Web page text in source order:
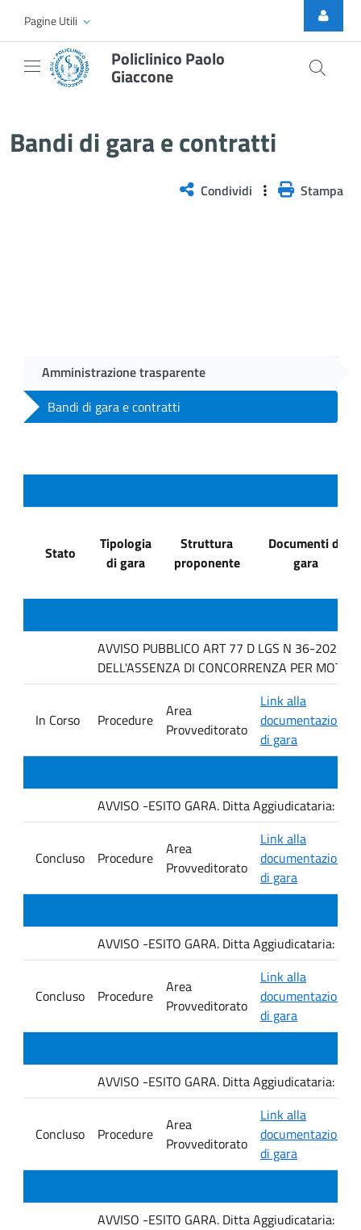
Skip to Main Content
Pagine Utili
Policlinico Paolo
Giaccone
Bandi di gara e contratti
Condividi Stampa
Amministrazione trasparente
Bandi di gara e contratti
Stato
Tipologia
di gara
Struttura
proponente
Documenti di
gara
AVVISO PUBBLICO ART 77 D LGS N 36-2023
DELL'ASSENZA DI CONCORRENZA PER MOTIVI
In Corso Procedure
Area
Provveditorato
Link alla
documentazione
di gara
AVVISO -ESITO GARA. Ditta Aggiudicataria: M.
Concluso Procedure
Area
Provveditorato
Link alla
documentazione
di gara
AVVISO -ESITO GARA. Ditta Aggiudicataria:
Concluso Procedure
Area
Provveditorato
Link alla
documentazione
di gara
AVVISO -ESITO GARA. Ditta Aggiudicataria:
Concluso Procedure
Area
Provveditorato
Link alla
documentazione
di gara
AVVISO -ESITO GARA. Ditta Aggiudicataria: